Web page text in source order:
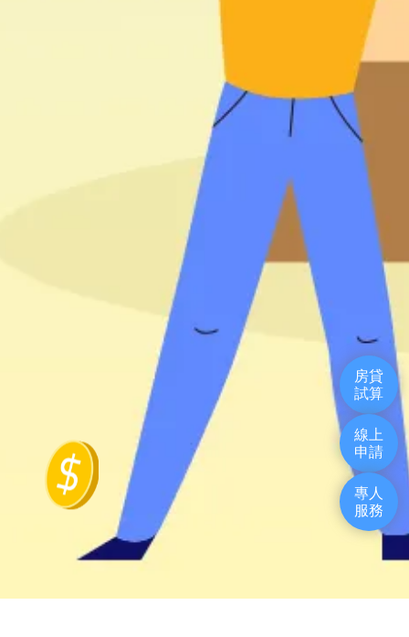
房貸
試算
線上
申請
專人
服務